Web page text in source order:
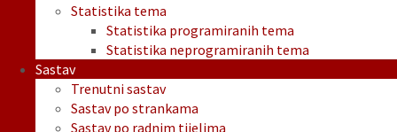
Statistika tema
Statistika programiranih tema
Statistika neprogramiranih tema
Sastav
Trenutni sastav
Sastav po strankama
Sastav po radnim tijelima